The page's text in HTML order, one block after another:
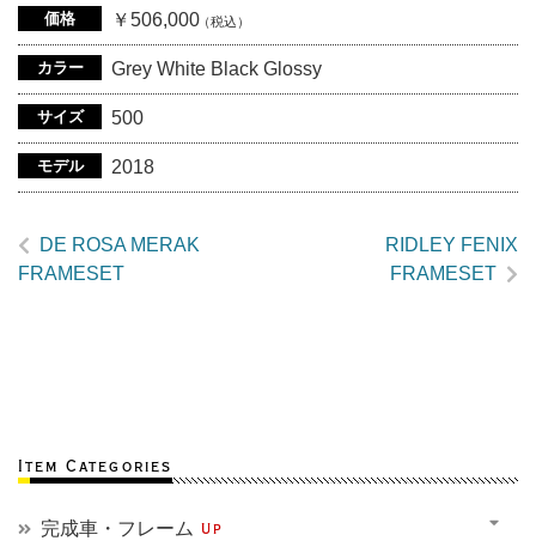
価格 ￥506,000（税込）
カラー Grey White Black Glossy
サイズ 500
モデル 2018
DE ROSA MERAK
FRAMESET
RIDLEY FENIX
FRAMESET
Item Categories
完成車・フレーム Up